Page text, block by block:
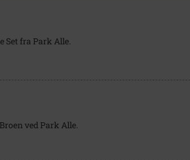
Set fra Park Alle.
ved Park Alle.